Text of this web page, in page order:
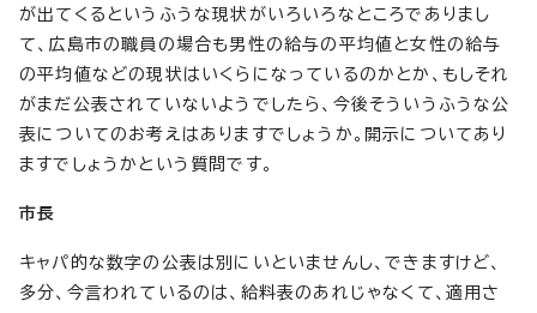
が出てくるというふうな現状がいろいろなところでありまし
て、広島市の職員の場合も男性の給与の平均値と女性の給与
の平均値などの現状はいくらになっているのかとか、もしそれ
がまだ公表されていないようでしたら、今後そういうふうな公
表についてのお考えはありますでしょうか。開示についてあり
ますでしょうかという質問です。
市長
キャパ的な数字の公表は別にいといませんし、できますけど、
多分、今言われているのは、給料表のあれじゃなくて、適用さ